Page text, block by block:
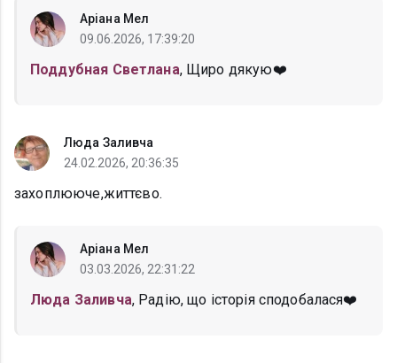
Аріана Мел
09.06.2026, 17:39:20
Поддубная Светлана, Щиро дякую❤️
Люда Заливча
24.02.2026, 20:36:35
захоплююче,життєво.
Аріана Мел
03.03.2026, 22:31:22
Люда Заливча, Радію, що історія сподобалася❤️